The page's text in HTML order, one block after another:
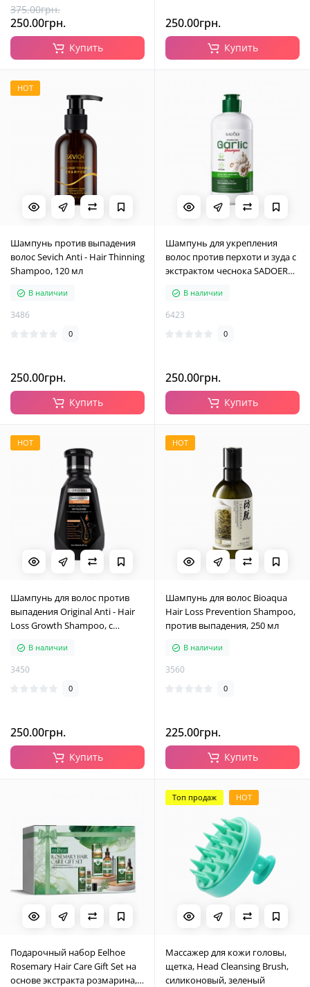
375.00грн.
250.00грн.
Купить
250.00грн.
Купить
HOT
Шампунь против выпадения
волос Sevich Anti - Hair Thinning
Shampoo, 120 мл
В наличии
3486
0
250.00грн.
Купить
Шампунь для укрепления
волос против перхоти и зуда с
экстрактом чеснока SADOER
В наличии
6423
0
250.00грн.
Купить
HOT
Шампунь для волос против
выпадения Original Anti - Hair
Loss Growth Shampoo, с
В наличии
3450
0
250.00грн.
Купить
HOT
Шампунь для волос Bioaqua
Hair Loss Prevention Shampoo,
против выпадения, 250 мл
В наличии
3560
0
225.00грн.
Купить
Подарочный набор Eelhoe
Rosemary Hair Care Gift Set на
основе экстракта розмарина, 3
Топ продаж HOT
Массажер для кожи головы,
щетка, Head Cleansing Brush,
силиконовый, зеленый